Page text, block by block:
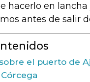
hacerlo en
antes de salir
el puerto de